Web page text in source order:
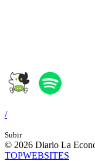
/
Subir
© 2026 Diario La
TOPWEBSITES